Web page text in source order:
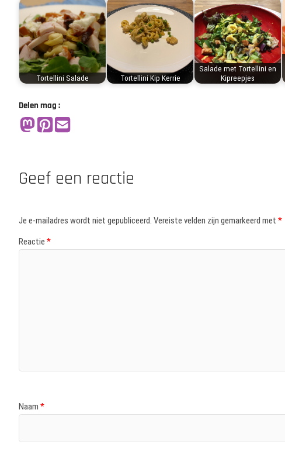
Tortellini Salade Tortellini Kip Kerrie
Salade met Tortellini en
Kipreepjes
Delen mag :
Geef een reactie
Je e-mailadres wordt niet gepubliceerd. Vereiste velden zijn gemarkeerd met *
Reactie *
Naam *